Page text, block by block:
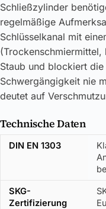
Schließzylinder
regelmäßige
Schlüsselkanal mit
(Trockenschmiermittel,
Staub und blockiert
Schwergängigkeit nie
deutet auf
Technische Daten
DIN EN 1303
SKG-
Zertifizierung